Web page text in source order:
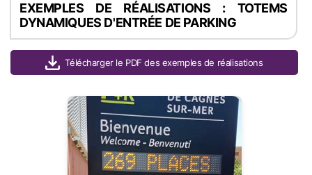
EXEMPLES DE RÉALISATIONS : TOTEMS
DYNAMIQUES D'ENTRÉE DE PARKING